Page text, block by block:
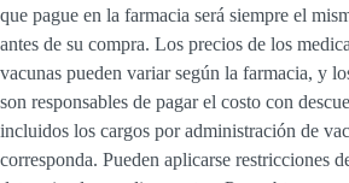
que pague en la farmacia será siempre el
antes de su compra. Los precios de los
vacunas pueden variar según la farmacia, y
son responsables de pagar el costo con
incluidos los cargos por administración de
corresponda. Pueden aplicarse restricciones